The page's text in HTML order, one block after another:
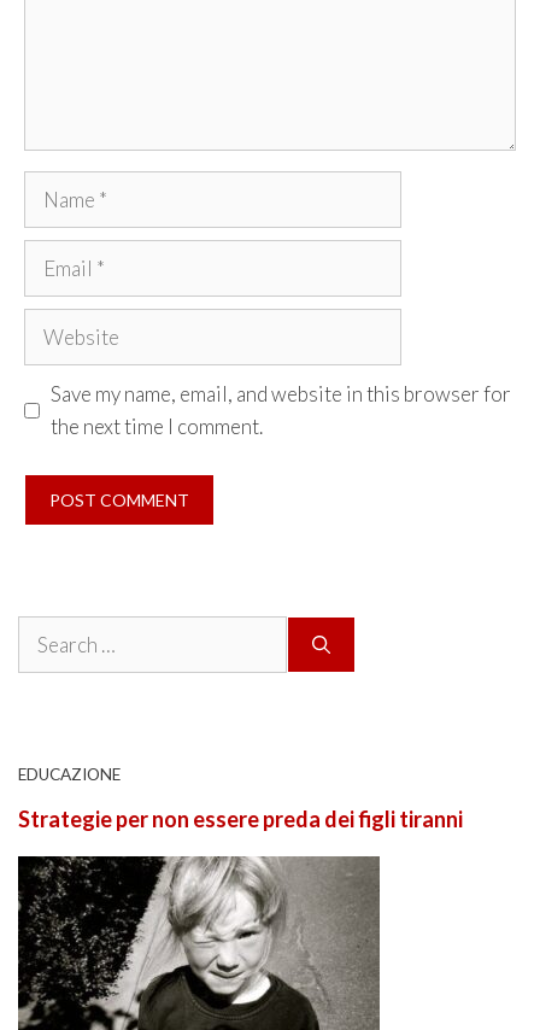
Name
Email
Website
Save my name, email, and website in this browser for
the next time I comment.
Search
EDUCAZIONE
Strategie per non essere preda dei figli tiranni